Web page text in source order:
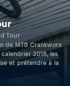
Tour
de MTB Crankworx
2018, les
et prétendre à la